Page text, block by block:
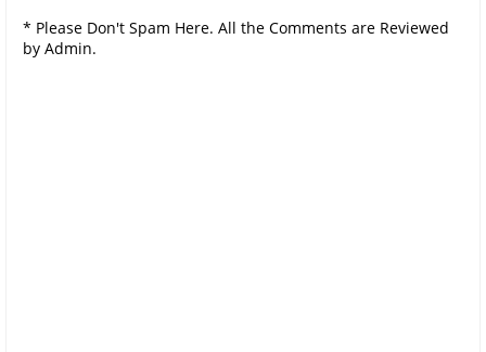
* Please Don't Spam Here. All the Comments are Reviewed
by Admin.